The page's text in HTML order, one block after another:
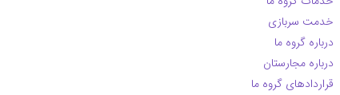
خدمت سربازی
درباره گروه ما
درباره مجارستان
قراردادهای گروه ما